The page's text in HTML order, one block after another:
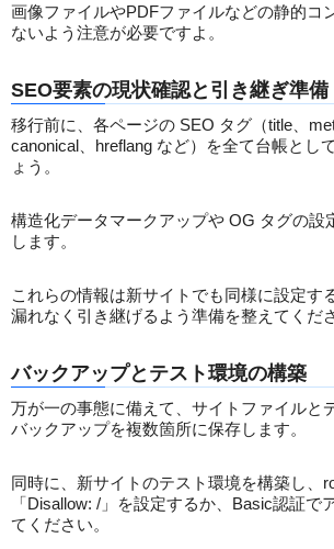
画像ファイルやPDFファイルなどの静的コ
ないよう注意が必要ですよ。
SEO要素の現状確認と引き継ぎ準備
移行前に、各ページの SEO タグ（title、
canonical、hreflang など）を全て台帳とし
ょう。
構造化データマークアップや OG タグの設
します。
これらの情報は新サイトでも同様に設定す
漏れなく引き継げるよう準備を整えてくだ
バックアップとテスト環境の構築
万が一の事態に備えて、サイトファイルと
バックアップを複数箇所に保存します。
同時に、新サイトのテスト環境を構築し、
「Disallow: /」を設定するか、Basic認証で
てください。